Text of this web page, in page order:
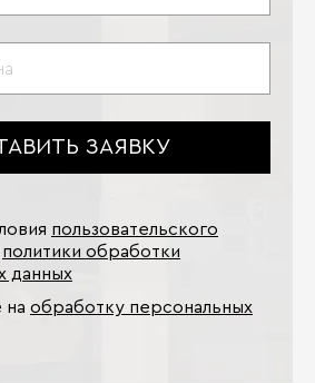
ЗАЯВКУ
пользовательского
политики обработки
данных
на обработку персональных